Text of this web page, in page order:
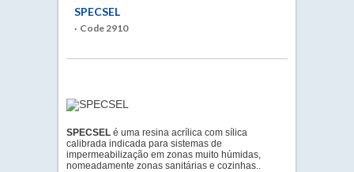
SPECSEL
· Code 2910
SPECSEL é uma resina acrílica com sílica
calibrada indicada para sistemas de
impermeabilização em zonas muito húmidas,
nomeadamente zonas sanitárias e cozinhas..